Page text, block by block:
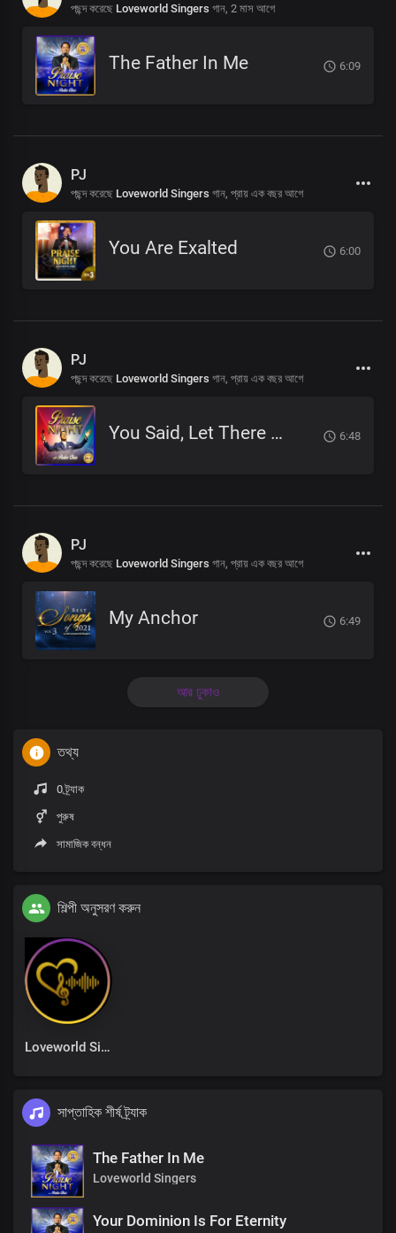
পছন্দ করেছে Loveworld Singers গান, 2 মাস আগে
The Father In Me 6:09
PJ
পছন্দ করেছে Loveworld Singers গান, প্রায় এক বছর আগে
You Are Exalted 6:00
PJ
পছন্দ করেছে Loveworld Singers গান, প্রায় এক বছর আগে
You Said, Let There Be 6:48
PJ
পছন্দ করেছে Loveworld Singers গান, প্রায় এক বছর আগে
My Anchor 6:49
আর ঢুকাও
তথ্য
0 ট্র্যাক
পুরুষ
সামাজিক বন্ধন
শিল্পী অনুসরণ করুন
Loveworld Singers
সাপ্তাহিক শীর্ষ ট্র্যাক
The Father In Me
Loveworld Singers
Your Dominion Is For Eternity